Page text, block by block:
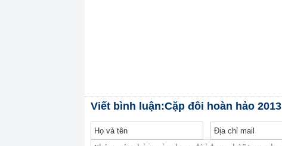
Viết bình luận:Cặp đôi hoàn hảo 2013